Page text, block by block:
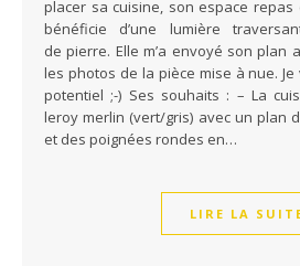
placer sa cuisine, son espace repas
bénéficie d’une lumière
de pierre. Elle m’a envoyé son plan
les photos de la pièce mise à nue.
potentiel ;-) Ses souhaits : – La
leroy merlin (vert/gris) avec un plan
et des poignées rondes en…
LIRE LA